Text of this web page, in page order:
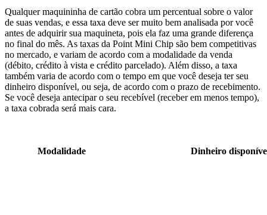
Qualquer maquininha de cartão cobra um percentual sobre o valor
de suas vendas, e essa taxa deve ser muito bem analisada por você
antes de adquirir sua maquineta, pois ela faz uma grande diferença
no final do mês. As taxas da Point Mini Chip são bem competitivas
no mercado, e variam de acordo com a modalidade da venda
(débito, crédito à vista e crédito parcelado). Além disso, a taxa
também varia de acordo com o tempo em que você deseja ter seu
dinheiro disponível, ou seja, de acordo com o prazo de recebimento.
Se você deseja antecipar o seu recebível (receber em menos tempo),
a taxa cobrada será mais cara.
Modalidade Dinheiro